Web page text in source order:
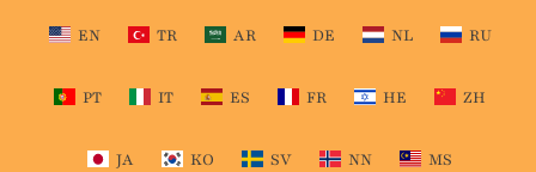
EN TR AR DE NL RU
PT IT ES FR HE ZH
JA KO SV NN MS